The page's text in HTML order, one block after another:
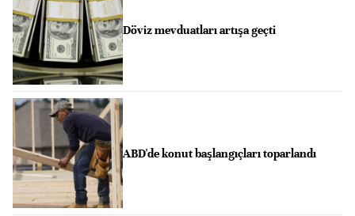
Döviz mevduatları artışa geçti
ABD'de konut başlangıçları toparlandı